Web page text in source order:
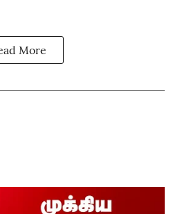
More